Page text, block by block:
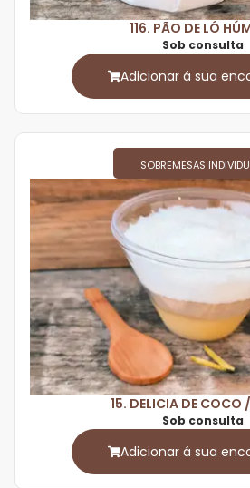
116. PÃO DE LÓ
Sob consulta
Adicionar á sua
SOBREMESAS
15. DELICIA DE COCO
Sob consulta
Adicionar á sua